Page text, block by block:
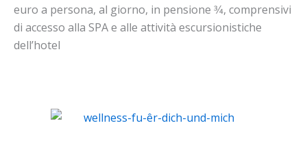
euro a persona, al giorno, in pensione 3⁄4, comprensivi
di accesso alla SPA e alle attività escursionistiche
dell’hotel